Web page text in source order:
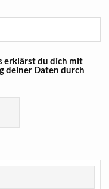
erklärst du dich mit
deiner Daten durch